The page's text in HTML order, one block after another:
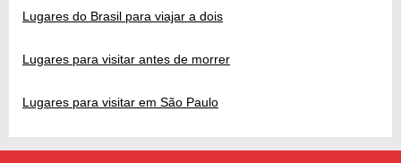
Lugares do Brasil para viajar a dois
Lugares para visitar antes de morrer
Lugares para visitar em São Paulo